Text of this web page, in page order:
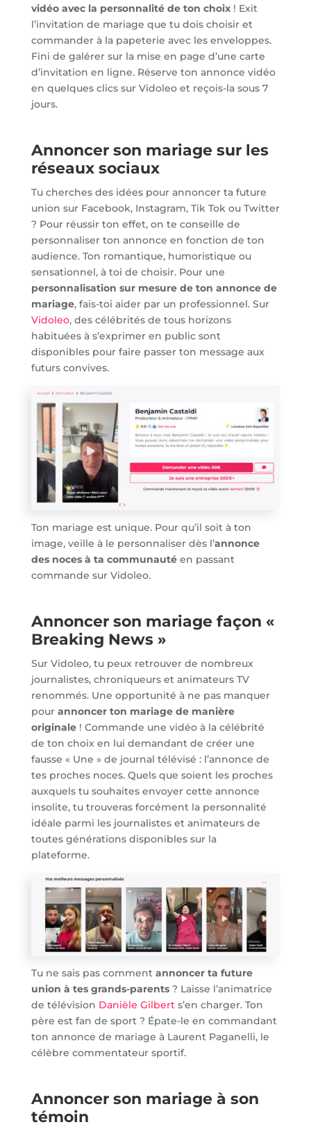
vidéo avec la personnalité de ton choix! Exit
l’invitation de mariage que tu dois choisir et
commander à la papeterie avec les enveloppes.
Fini de galérer sur la mise en page d’une carte
d’invitation en ligne. Réserve ton annonce vidéo
en quelques clics sur Vidoleo et reçois-la sous 7
jours.
Annoncer son mariage sur les
réseaux sociaux
Tu cherches des idées pour annoncer ta future
union sur Facebook, Instagram, Tik Tok ou Twitter
? Pour réussir ton effet, on te conseille de
personnaliser ton annonce en fonction de ton
audience. Ton romantique, humoristique ou
sensationnel, à toi de choisir. Pour une
personnalisation sur mesure de ton annonce de
mariage, fais-toi aider par un professionnel. Sur
Vidoleo, des célébrités de tous horizons
habituées à s’exprimer en public sont
disponibles pour faire passer ton message aux
futurs convives.
Ton mariage est unique. Pour qu’il soit à ton
image, veille à le personnaliser dès l’annonce
des noces à ta communautéen passant
commande sur Vidoleo.
Annoncer son mariage façon «
Breaking News »
Sur Vidoleo, tu peux retrouver de nombreux
journalistes, chroniqueurs et animateurs TV
renommés. Une opportunité à ne pas manquer
pour annoncer ton mariage de manière
originale! Commande une vidéo à la célébrité
de ton choix en lui demandant de créer une
fausse « Une » de journal télévisé : l’annonce de
tes proches noces. Quels que soient les proches
auxquels tu souhaites envoyer cette annonce
insolite, tu trouveras forcément la personnalité
idéale parmi les journalistes et animateurs de
toutes générations disponibles sur la
plateforme.
Tu ne sais pas comment annoncer ta future
union à tes grands-parents? Laisse l’animatrice
de télévision Danièle Gilberts’en charger. Ton
père est fan de sport ? Épate-le en commandant
ton annonce de mariage à Laurent Paganelli, le
célèbre commentateur sportif.
Annoncer son mariage à son
témoin